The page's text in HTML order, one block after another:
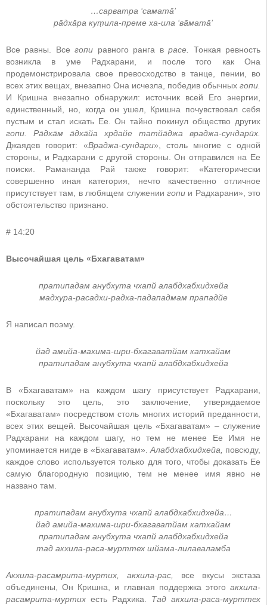
…сарватра ‘самата̄’
ра̄дха̄ра кут̣ила-преме ха-ила ‘ва̄мата̄’
Все равны. Всегопи равного ранга врасе.
Тонкая ревность
возникла в уме Радхарани, и после того как Она
продемонстрировала свое превосходство в танце, пении, во
всех этих вещах, внезапно Она исчезла, победив обычных гопи.
И Кришна внезапно обнаружил: источник всей Его энергии,
единственный, но, когда он ушел, Кришна почувствовал себя
пустым и стал искать Ее. Он тайно покинул общество других
гопи. Ра̄дха̄м а̄дха̄йа хр̣дайе татйа̄джа враджа-сундарӣх.
Джаядев говорит: «Враджа-сундари», столь многие с одной
стороны, и Радхарани с другой стороны. Он отправился на Ее
поиски. Рамананда Рай также говорит: «Категорически
совершенно иная категория, нечто качественно отличное
присутствует там, в любящем служении гопи и Радхарани», это
обстоятельство признано.
# 14:20
Высочайшая цель «Бхагаватам»
пратипадам анубхута чхапй алабдхабхидхейа
мадхура-расадхи-радха-падападмам прападйе
Я написал поэму.
йад амийа-махима-шри-бхагаватйам катхайам
пратипадам анубхута чхапй алабдхабхидхейа
В «Бхагаватам» на каждом шагу присутствует Радхарани,
поскольку это цель, это заключение, утверждаемое
«Бхагаватам» посредством столь многих историй преданности,
всех этих вещей. Высочайшая цель «Бхагаватам» –служение
Радхарани на каждом шагу, но тем не менее Ее Имя не
упоминается нигде в «Бхагаватам». Алабдхабхидхейа,
повсюду,
каждое слово используется только для того, чтобы доказать Ее
самую благородную позицию, тем не менее имя явно не
названо там.
пратипадам анубхута чхапй алабдхабхидхейа…
йад амийа-махима-шри-бхагаватйам катхайам
пратипадам анубхута чхапй алабдхабхидхейа
тад акхила-раса-мурттех шйама-лилаваламба
Акхила-расамрита-муртих, акхила-рас, все вкусы экстаза
объединены, Он Кришна, и главная поддержка этого акхила-
расамрита-муртих есть Радхика. Тад акхила-раса-мурттех